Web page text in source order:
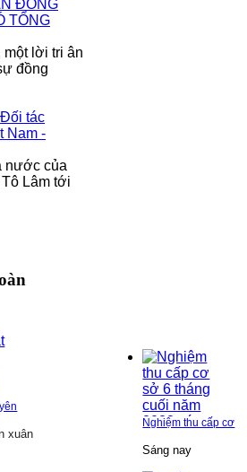
một lời tri ân
đồng
nước của
Lâm tới
xuân
Nghiệm thu cấp cơ
Sáng nay